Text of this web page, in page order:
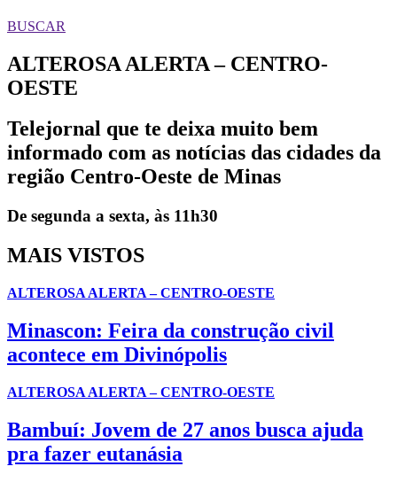
BUSCAR
ALTEROSA ALERTA – CENTRO-
OESTE
Telejornal que te deixa muito bem
informado com as notícias das cidades da
região Centro-Oeste de Minas
De segunda a sexta, às 11h30
MAIS VISTOS
ALTEROSA ALERTA – CENTRO-OESTE
Minascon: Feira da construção civil
acontece em Divinópolis
ALTEROSA ALERTA – CENTRO-OESTE
Bambuí: Jovem de 27 anos busca ajuda
pra fazer eutanásia